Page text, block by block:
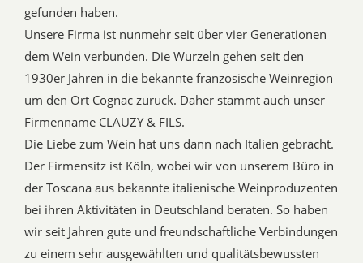
gefunden haben.
Unsere Firma ist nunmehr seit über vier Generationen
dem Wein verbunden. Die Wurzeln gehen seit den
1930er Jahren in die bekannte französische Weinregion
um den Ort Cognac zurück. Daher stammt auch unser
Firmenname CLAUZY & FILS.
Die Liebe zum Wein hat uns dann nach Italien gebracht.
Der Firmensitz ist Köln, wobei wir von unserem Büro in
der Toscana aus bekannte italienische Weinproduzenten
bei ihren Aktivitäten in Deutschland beraten. So haben
wir seit Jahren gute und freundschaftliche Verbindungen
zu einem sehr ausgewählten und qualitätsbewussten